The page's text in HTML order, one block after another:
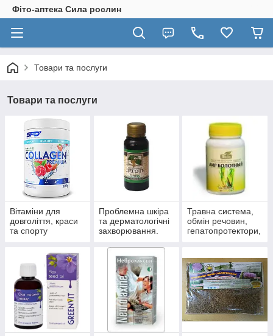
Фіто-аптека Сила рослин
Товари та послуги
Товари та послуги
Вітаміни для
довголіття, краси
та спорту
Проблемна шкіра
та дерматологічні
захворювання.
Травна система,
обмін речовин,
гепатопротектори,